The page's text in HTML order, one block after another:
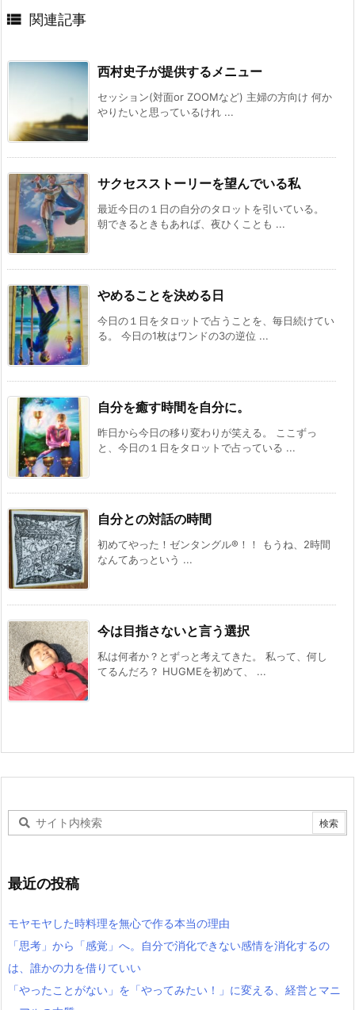
 関連記事
西村史子が提供するメニュー
セッション(対面or ZOOMなど) 主婦の方向け 何か
やりたいと思っているけれ ...
サクセスストーリーを望んでいる私
最近今日の１日の自分のタロットを引いている。
朝できるときもあれば、夜ひくことも ...
やめることを決める日
今日の１日をタロットで占うことを、毎日続けてい
る。 今日の1枚はワンドの3の逆位 ...
自分を癒す時間を自分に。
昨日から今日の移り変わりが笑える。 ここずっ
と、今日の１日をタロットで占っている ...
自分との対話の時間
初めてやった！ゼンタングル®️！！ もうね、2時間
なんてあっという ...
今は目指さないと言う選択
私は何者か？とずっと考えてきた。 私って、何し
てるんだろ？ HUGMEを初めて、 ...
最近の投稿
モヤモヤした時料理を無心で作る本当の理由
「思考」から「感覚」へ。自分で消化できない感情を消化するの
は、誰かの力を借りていい
「やったことがない」を「やってみたい！」に変える、経営とマニ